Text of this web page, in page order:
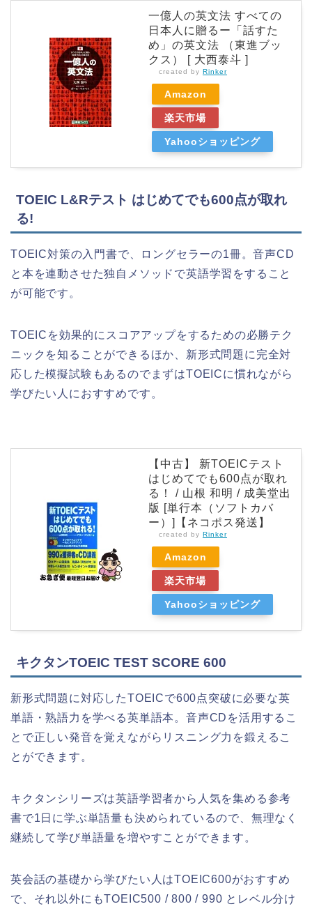
一億人の英文法 すべての
日本人に贈るー「話すた
め」の英文法 （東進ブッ
クス） [ 大西泰斗 ]
created by Rinker
Amazon
楽天市場
Yahooショッピング
TOEIC L&Rテスト はじめてでも600点が取れ
る!
TOEIC対策の入門書で、ロングセラーの1冊。音声CD
と本を連動させた独自メソッドで英語学習をすること
が可能です。
TOEICを効果的にスコアアップをするための必勝テク
ニックを知ることができるほか、新形式問題に完全対
応した模擬試験もあるのでまずはTOEICに慣れながら
学びたい人におすすめです。
【中古】 新TOEICテスト
はじめてでも600点が取れ
る！ / 山根 和明 / 成美堂出
版 [単行本（ソフトカバ
ー）]【ネコポス発送】
created by Rinker
Amazon
楽天市場
Yahooショッピング
キクタンTOEIC TEST SCORE 600
新形式問題に対応したTOEICで600点突破に必要な英
単語・熟語力を学べる英単語本。音声CDを活用するこ
とで正しい発音を覚えながらリスニング力を鍛えるこ
とができます。
キクタンシリーズは英語学習者から人気を集める参考
書で1日に学ぶ単語量も決められているので、無理なく
継続して学び単語量を増やすことができます。
英会話の基礎から学びたい人はTOEIC600がおすすめ
で、それ以外にもTOEIC500 / 800 / 990 とレベル分け